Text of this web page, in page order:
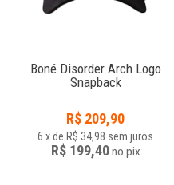
Boné Disorder Arch Logo
Snapback
R$ 209,90
6 xde R$ 34,98 sem juros
R$ 199,40no pix